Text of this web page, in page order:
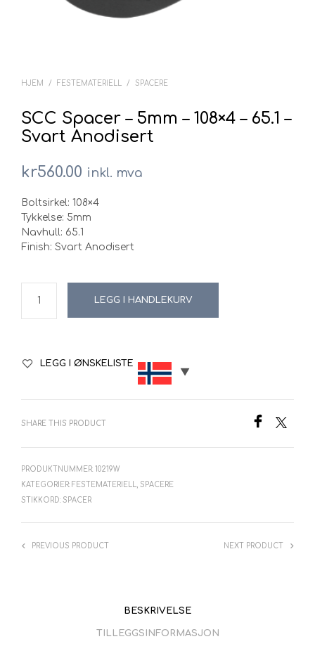
HJEM / FESTEMATERIELL / SPACERE
SCC Spacer – 5mm – 108×4 – 65.1 –
Svart Anodisert
kr560.00 inkl. mva
Boltsirkel: 108×4
Tykkelse: 5mm
Navhull: 65.1
Finish: Svart Anodisert
LEGG I HANDLEKURV
LEGG I ØNSKELISTE
SHARE THIS PRODUCT
PRODUKTNUMMER: 10219W
KATEGORIER: FESTEMATERIELL
SPACERE
STIKKORD: SPACER
PREVIOUS PRODUCT NEXT PRODUCT
BESKRIVELSE
TILLEGGSINFORMASJON